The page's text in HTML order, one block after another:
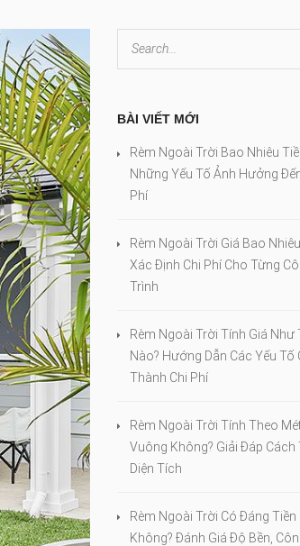
BÀI VIẾT MỚI
Rèm Ngoài Trời Bao Nhiêu
Những Yếu Tố Ảnh Hưởng
Phí
Rèm Ngoài Trời Giá Bao
Xác Định Chi Phí Cho Từng
Trình
Rèm Ngoài Trời Tính Giá Như
Nào? Hướng Dẫn Các Yếu Tố
Thành Chi Phí
Rèm Ngoài Trời Tính Theo
Vuông Không? Giải Đáp Cách
Diện Tích
Rèm Ngoài Trời Có Đáng Tiền
Không? Đánh Giá Độ Bền,